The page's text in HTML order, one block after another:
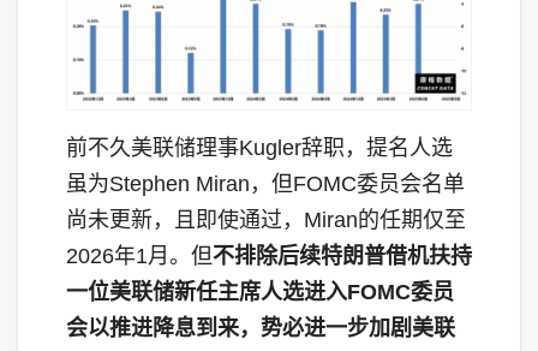
前不久美联储理事Kugler辞职，提名人选
虽为Stephen Miran，但FOMC委员会名单
尚未更新，且即使通过，Miran的任期仅至
2026年1月。但不排除后续特朗普借机扶持
一位美联储新任主席人选进入FOMC委员
会以推进降息到来，势必进一步加剧美联